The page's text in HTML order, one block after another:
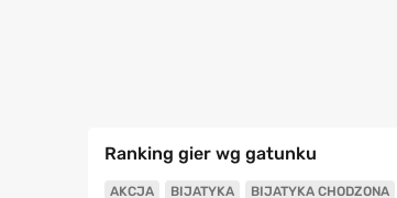
Ranking gier wg gatunku
AKCJA BIJATYKA BIJATYKA CHODZONA